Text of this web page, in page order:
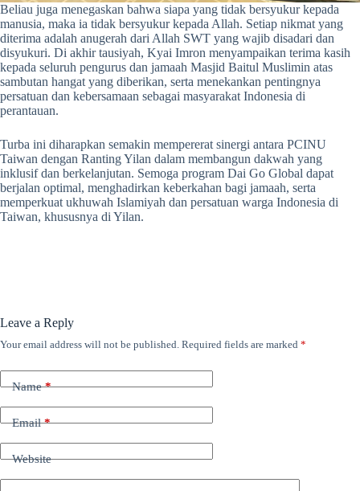
Beliau juga menegaskan bahwa siapa yang tidak bersyukur kepada
manusia, maka ia tidak bersyukur kepada Allah. Setiap nikmat yang
diterima adalah anugerah dari Allah SWT yang wajib disadari dan
disyukuri. Di akhir tausiyah, Kyai Imron menyampaikan terima kasih
kepada seluruh pengurus dan jamaah Masjid Baitul Muslimin atas
sambutan hangat yang diberikan, serta menekankan pentingnya
persatuan dan kebersamaan sebagai masyarakat Indonesia di
perantauan.
Turba ini diharapkan semakin mempererat sinergi antara PCINU
Taiwan dengan Ranting Yilan dalam membangun dakwah yang
inklusif dan berkelanjutan. Semoga program Dai Go Global dapat
berjalan optimal, menghadirkan keberkahan bagi jamaah, serta
memperkuat ukhuwah Islamiyah dan persatuan warga Indonesia di
Taiwan, khususnya di Yilan.
Leave a Reply
Your email address will not be published. Required fields are marked *
Name*
Email*
Website